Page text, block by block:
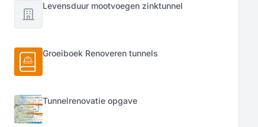
Levensduur mootvoegen zinktunnel
Groeiboek Renoveren tunnels
Tunnelrenovatie opgave